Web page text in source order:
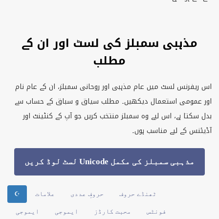
مذہبی سمبلز کی لسٹ اور ان کے
مطلب
اس ریفرنس لسٹ میں عام مذہبی اور روحانی سمبلز، ان کے عام نام
اور عمومی استعمال دیکھیں۔ مطلب سیاق و سباق کے حساب سے
بدل سکتا ہے، اس لیے وہ سمبلز منتخب کریں جو آپ کے کنٹینٹ اور
آڈیئنس کے لیے مناسب ہوں۔
مذہبی سمبلز کی مکمل Unicode لسٹ لوڈ کریں
☪ علامات حروفِ عددی ٹھنڈے حروف
ایموجی ایموجی محبت کارڈز فونٹس